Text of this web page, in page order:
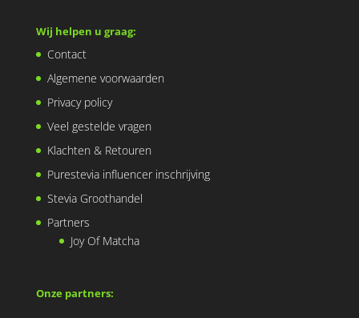
Wij helpen u graag:
Contact
Algemene voorwaarden
Privacy policy
Veel gestelde vragen
Klachten & Retouren
Purestevia influencer inschrijving
Stevia Groothandel
Partners
Joy Of Matcha
Onze partners: